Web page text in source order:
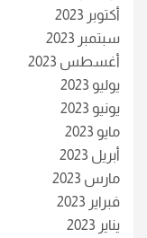
أكتوبر 2023
سبتمبر 2023
أغسطس 2023
يوليو 2023
يونيو 2023
مايو 2023
أبريل 2023
مارس 2023
فبراير 2023
يناير 2023